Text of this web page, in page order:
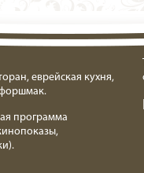
еврейская кухня,
программа